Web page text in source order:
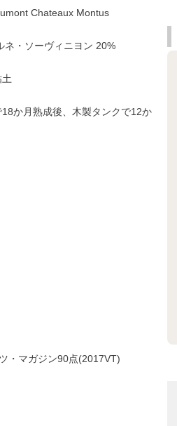
Chateaux Montus
ネ・ソーヴィニヨン 20%
か月熟成後、木製タンクで12か
・マガジン90点(2017VT)